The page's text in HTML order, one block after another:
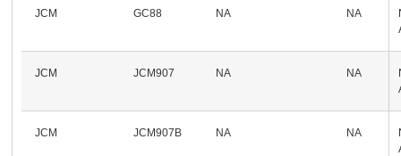
JCM GC88 NA NA
JCM JCM907 NA NA
JCM JCM907B NA NA